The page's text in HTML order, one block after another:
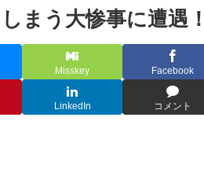
まう大惨事に遭遇！
Misskey Facebook
LinkedIn コメント